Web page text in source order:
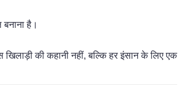
है।
की कहानी नहीं, बल्कि हर इंसान के लिए एक